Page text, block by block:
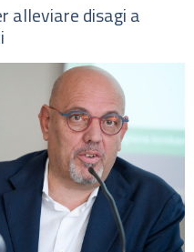
alleviare disagi a